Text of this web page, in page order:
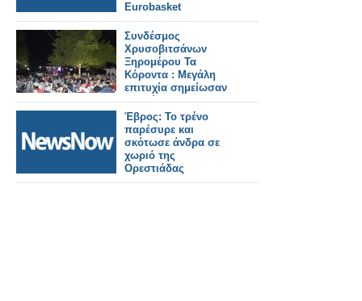
Eurobasket
Συνδέσμος
Χρυσοβιτσάνων
Ξηρομέρου Τα
Κόροντα : Μεγάλη
επιτυχία σημείωσαν
και φέτος οι
πολιτιστικές
εκδηλώσεις που
έγιναν στο Χωριό μας
την Χρυσοβίτσα
Ξηρομέρου
Έβρος: Το τρένο
παρέσυρε και
σκότωσε άνδρα σε
χωριό της
Ορεστιάδας